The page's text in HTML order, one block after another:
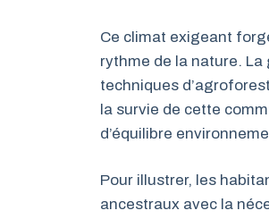
Ce climat exigeant
rythme de la nature. La
techniques
la survie de cette
d’équilibre
Pour illustrer, les
ancestraux avec la